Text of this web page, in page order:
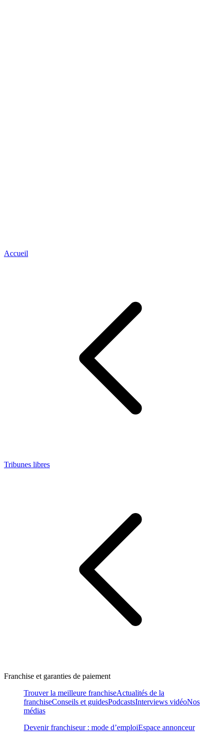
Accueil
Tribunes libres
Franchise et garanties de paiement
Trouver la meilleure franchiseActualités de la
franchiseConseils et guidesPodcastsInterviews vidéoNos
médias
Devenir franchiseur : mode d’emploiEspace annonceur